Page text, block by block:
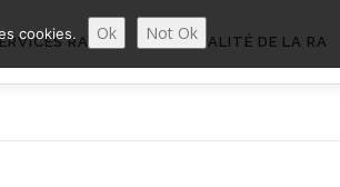
RA’PRO ACTUALITÉ DE LA RA
cookies. Ok Not Ok